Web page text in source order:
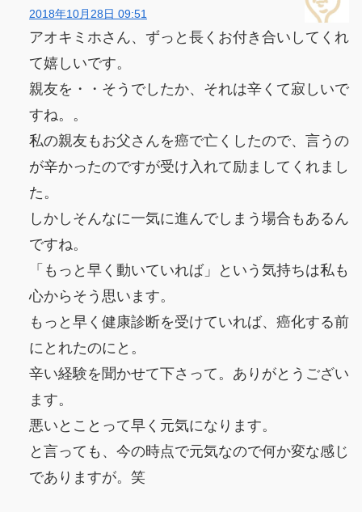
2018年10月28日 09:51
アオキミホさん、ずっと長くお付き合いしてくれ
て嬉しいです。
親友を・・そうでしたか、それは辛くて寂しいで
すね。。
私の親友もお父さんを癌で亡くしたので、言うの
が辛かったのですが受け入れて励ましてくれまし
た。
しかしそんなに一気に進んでしまう場合もあるん
ですね。
「もっと早く動いていれば」という気持ちは私も
心からそう思います。
もっと早く健康診断を受けていれば、癌化する前
にとれたのにと。
辛い経験を聞かせて下さって。ありがとうござい
ます。
悪いとことって早く元気になります。
と言っても、今の時点で元気なので何か変な感じ
でありますが。笑